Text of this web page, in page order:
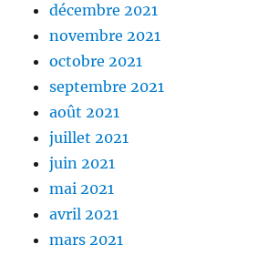
décembre 2021
novembre 2021
octobre 2021
septembre 2021
août 2021
juillet 2021
juin 2021
mai 2021
avril 2021
mars 2021